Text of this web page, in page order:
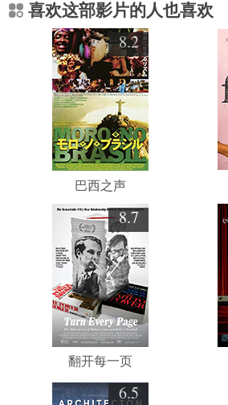
喜欢这部影片的人也喜欢
8.2
巴西之声
8.7
翻开每一页
6.5